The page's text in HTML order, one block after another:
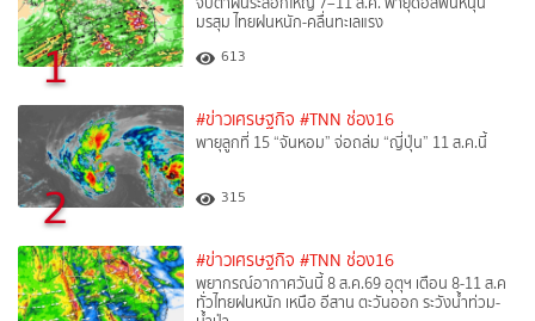
1
มรสุม ไทยฝนหนัก-คลื่นทะเลแรง
613
2
#ข่าวเศรษฐกิจ #TNN ช่อง16
พายุลูกที่ 15 “จันหอม” จ่อถล่ม “ญี่ปุ่น” 11 ส.ค.นี้
315
#ข่าวเศรษฐกิจ #TNN ช่อง16
พยากรณ์อากาศวันนี้ 8 ส.ค.69 อุตุฯ เตือน 8-11 ส.ค
ทั่วไทยฝนหนัก เหนือ อีสาน ตะวันออก ระวังน้ำท่วม-